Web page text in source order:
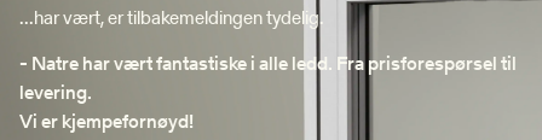
...har vært, er tilbakemeldingen tydelig.
- Natre har vært fantastiske i alle ledd. Fra prisforespørsel til
levering.
Vi er kjempefornøyd!